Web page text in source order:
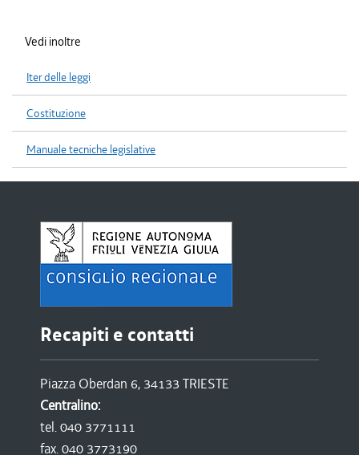
Vedi inoltre
Iter delle leggi
Costituzione
Manuale tecniche legislative
Recapiti e contatti
Piazza Oberdan 6, 34133 TRIESTE
Centralino:
tel. 040 3771111
fax. 040 3773190